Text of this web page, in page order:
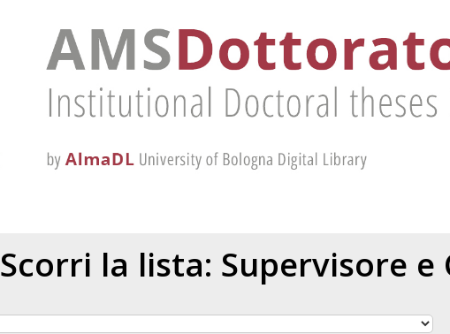
Scorri la lista: Supervisore e